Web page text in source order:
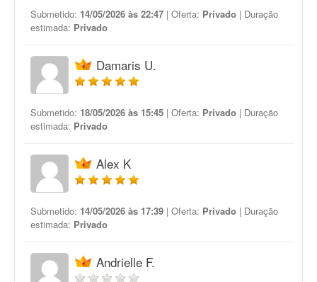
Submetido: 14/05/2026 às 22:47 | Oferta: Privado | Duração
estimada: Privado
Damaris U.
Submetido: 18/05/2026 às 15:45 | Oferta: Privado | Duração
estimada: Privado
Alex K
Submetido: 14/05/2026 às 17:39 | Oferta: Privado | Duração
estimada: Privado
Andrielle F.